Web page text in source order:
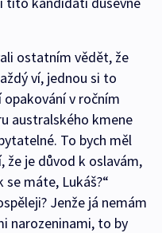
ostatním vědět, že
ví, jednou si to
v ročním
australského kmene
To bych měl
že je důvod k oslavám,
se máte, Lukáš?“
Jenže já nemám
narozeninami, to by